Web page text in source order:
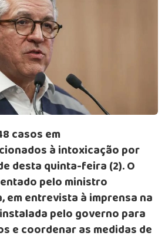
casos em
à intoxicação por
desta quinta-feira (2). O
pelo ministro
em entrevista à imprensa na
pelo governo para
e coordenar as medidas de